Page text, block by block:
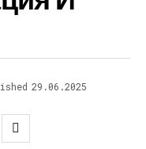
29.06.2025